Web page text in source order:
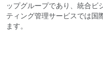
ップグループであり、統合ビ
ティング管理サービスでは国
ます。